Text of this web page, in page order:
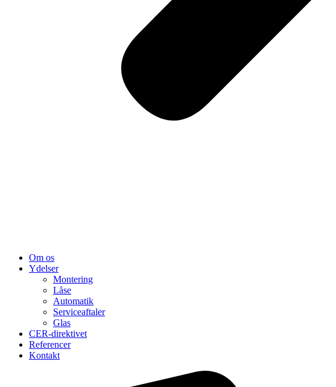
Om os
Ydelser
Montering
Låse
Automatik
Serviceaftaler
Glas
CER-direktivet
Referencer
Kontakt